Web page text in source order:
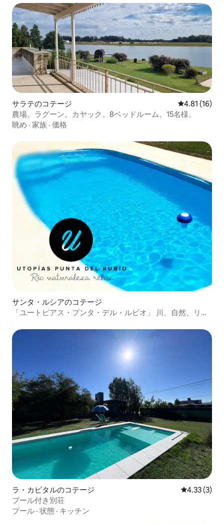
サラテのコテージ レビュー16
4.81 (16)
農場。ラグーン。カヤック。8ベッドルーム。15名様。
眺め · 家族 · 価格
サンタ・ルシアのコテージ
「ユートピアス・プンタ・デル・ルビオ」 川、自然、リラ
ラ・カピタルのコテージ レビュー3
4.33 (3)
プール付き別荘
プール · 状態 · キッチン